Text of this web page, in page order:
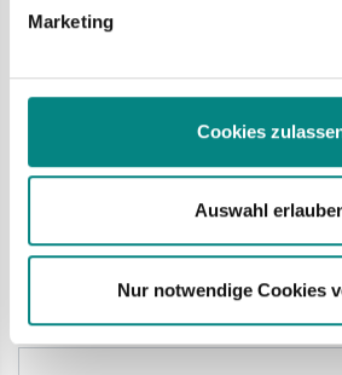
Marketing
Cookies
Auswahl
Nur notwendige Cookies
Straße, Haus-Nr.
E-Mail-Adresse*